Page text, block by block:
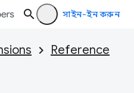
সাইন-ইন করুন
Reference